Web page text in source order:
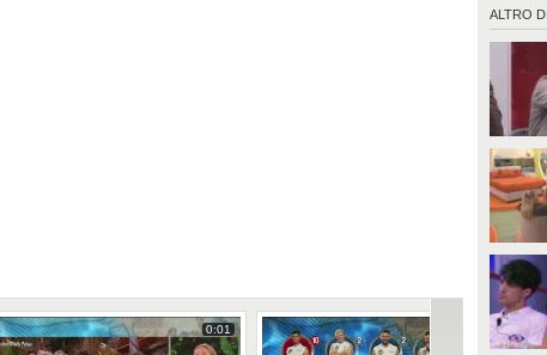
ALTRO DI
0:01 0:00